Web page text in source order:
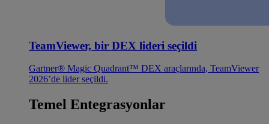
TeamViewer, bir DEX lideri seçildi
Gartner® Magic Quadrant™ DEX araçlarında, TeamViewer
2026’de lider seçildi.
Temel Entegrasyonlar